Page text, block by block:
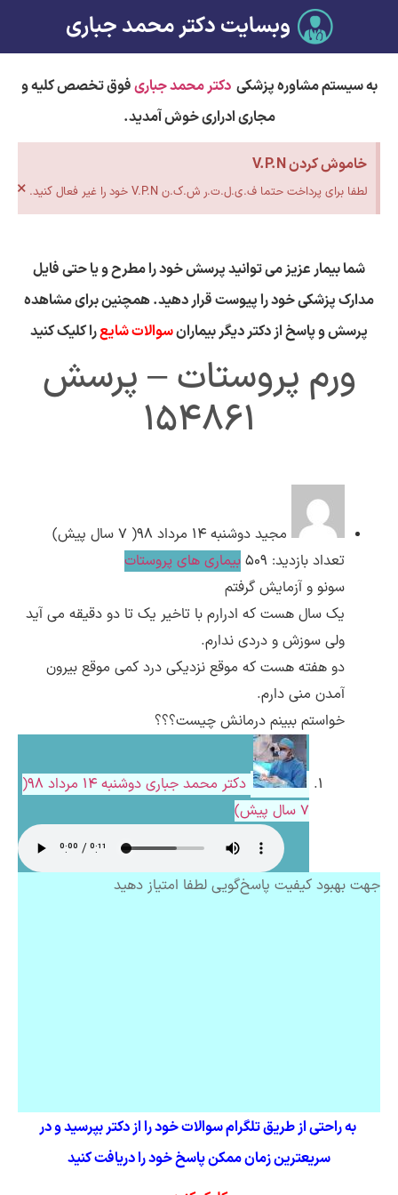
وبسایت دکتر محمد جباری
به سیستم مشاوره پزشکیدکتر محمد جباریفوق تخصص کلیه و
مجاری ادراری خوش آمدید.
خاموش کردن V.P.N
لطفا برای پرداخت حتما ف.ی.ل.ت.ر ش.ک.ن V.P.N خود را غیر فعال کنید. ×
شما بیمار عزیز می توانید پرسش خود را مطرح و یا حتی فایل
مدارک پزشکی خود را پیوست قرار دهید. همچنین برای مشاهده
پرسش و پاسخ از دکتر دیگر بیمارانسوالات شایعرا کلیک کنید
ورم پروستات – پرسش
154861
مجید دوشنبه ۱۴ مرداد ۹۸( 7 سال پیش)
تعداد بازدید: 509
بیماری های پروستات
سونو و آزمایش گرفتم
یک سال هست که ادرارم با تاخیر یک تا دو دقیقه می آید
ولی سوزش و دردی ندارم.
دو هفته هست که موقع نزدیکی درد کمی موقع بیرون
آمدن منی دارم.
خواستم ببینم درمانش چیست؟؟؟
دکتر محمد جباری
دوشنبه ۱۴ مرداد ۹۸(
7 سال پیش)
جهت بهبود کیفیت پاسخ‌گویی لطفا امتیاز دهید
به راحتی از طریق تلگرام سوالات خود را از دکتر بپرسید و در
سریعترین زمان ممکن پاسخ خود را دریافت کنید